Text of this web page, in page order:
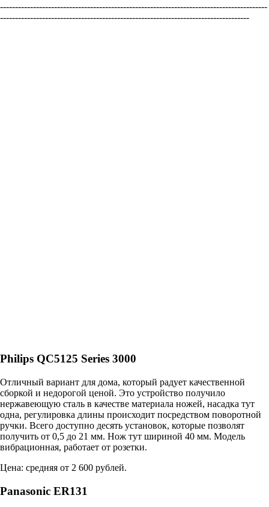
-----------------------------------------------------------------------------------------
-----------------------------------------------------------------------------------
Philips QC5125 Series 3000
Отличный вариант для дома, который радует качественной
сборкой и недорогой ценой. Это устройство получило
нержавеющую сталь в качестве материала ножей, насадка тут
одна, регулировка длины происходит посредством поворотной
ручки. Всего доступно десять установок, которые позволят
получить от 0,5 до 21 мм. Нож тут шириной 40 мм. Модель
вибрационная, работает от розетки.
Цена: средняя от 2 600 рублей.
Panasonic ER131